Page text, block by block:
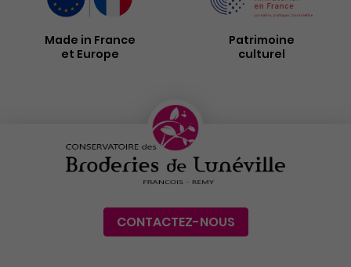
Made in France
et Europe
Patrimoine
culturel
CONTACTEZ-NOUS